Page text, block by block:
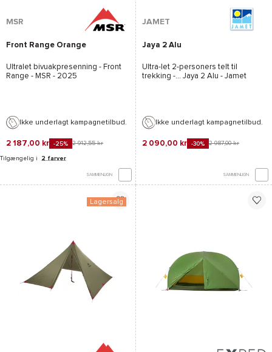
MSR
Front Range Orange
Ultralet bivuakpresenning - Front
Range - MSR - 2025
Ikke underlagt kampagnetilbud.
2 187,00 kr -25% 2 912,55 kr
Tilgængelig i 2 farver
SAMMENLIGN
JAMET
Jaya 2 Alu
Ultra-let 2-personers telt til
trekking -... Jaya 2 Alu - Jamet
Ikke underlagt kampagnetilbud.
2 090,00 kr -30% 2 987,00 kr
SAMMENLIGN
Lagersalg